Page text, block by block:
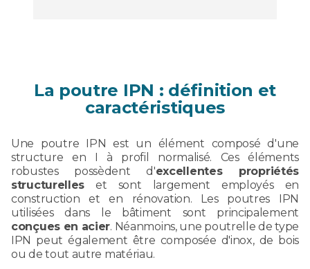
La poutre IPN : définition et
caractéristiques
Une poutre IPN est un élément composé d'une
structure en I à profil normalisé. Ces éléments
robustes possèdent d'excellentes propriétés
structurelles et sont largement employés en
construction et en rénovation. Les poutres IPN
utilisées dans le bâtiment sont principalement
conçues en acier. Néanmoins, une poutrelle de type
IPN peut également être composée d'inox, de bois
ou de tout autre matériau.